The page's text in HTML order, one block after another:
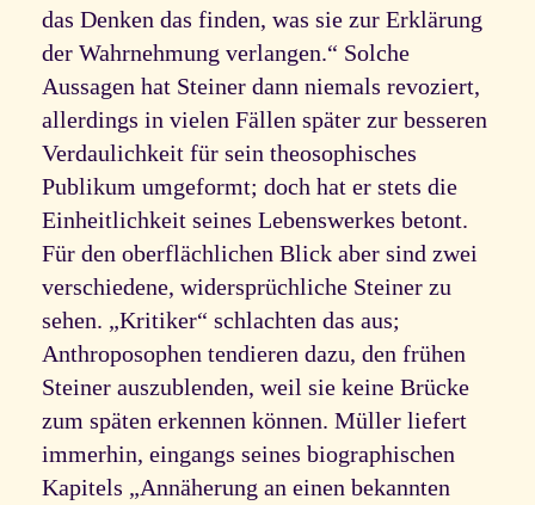
das Denken das finden, was sie zur Erklärung
der Wahrnehmung verlangen.“ Solche
Aussagen hat Steiner dann niemals revoziert,
allerdings in vielen Fällen später zur besseren
Verdaulichkeit für sein theosophisches
Publikum umgeformt; doch hat er stets die
Einheitlichkeit seines Lebenswerkes betont.
Für den oberflächlichen Blick aber sind zwei
verschiedene, widersprüchliche Steiner zu
sehen. „Kritiker“ schlachten das aus;
Anthroposophen tendieren dazu, den frühen
Steiner auszublenden, weil sie keine Brücke
zum späten erkennen können. Müller liefert
immerhin, eingangs seines biographischen
Kapitels „Annäherung an einen bekannten